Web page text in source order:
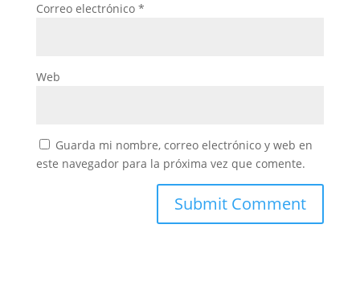
Correo electrónico *
Web
Guarda mi nombre, correo electrónico y web en
este navegador para la próxima vez que comente.